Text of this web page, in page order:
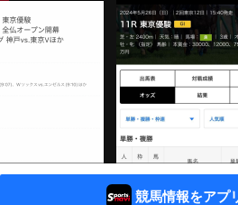
競馬情報をアプ